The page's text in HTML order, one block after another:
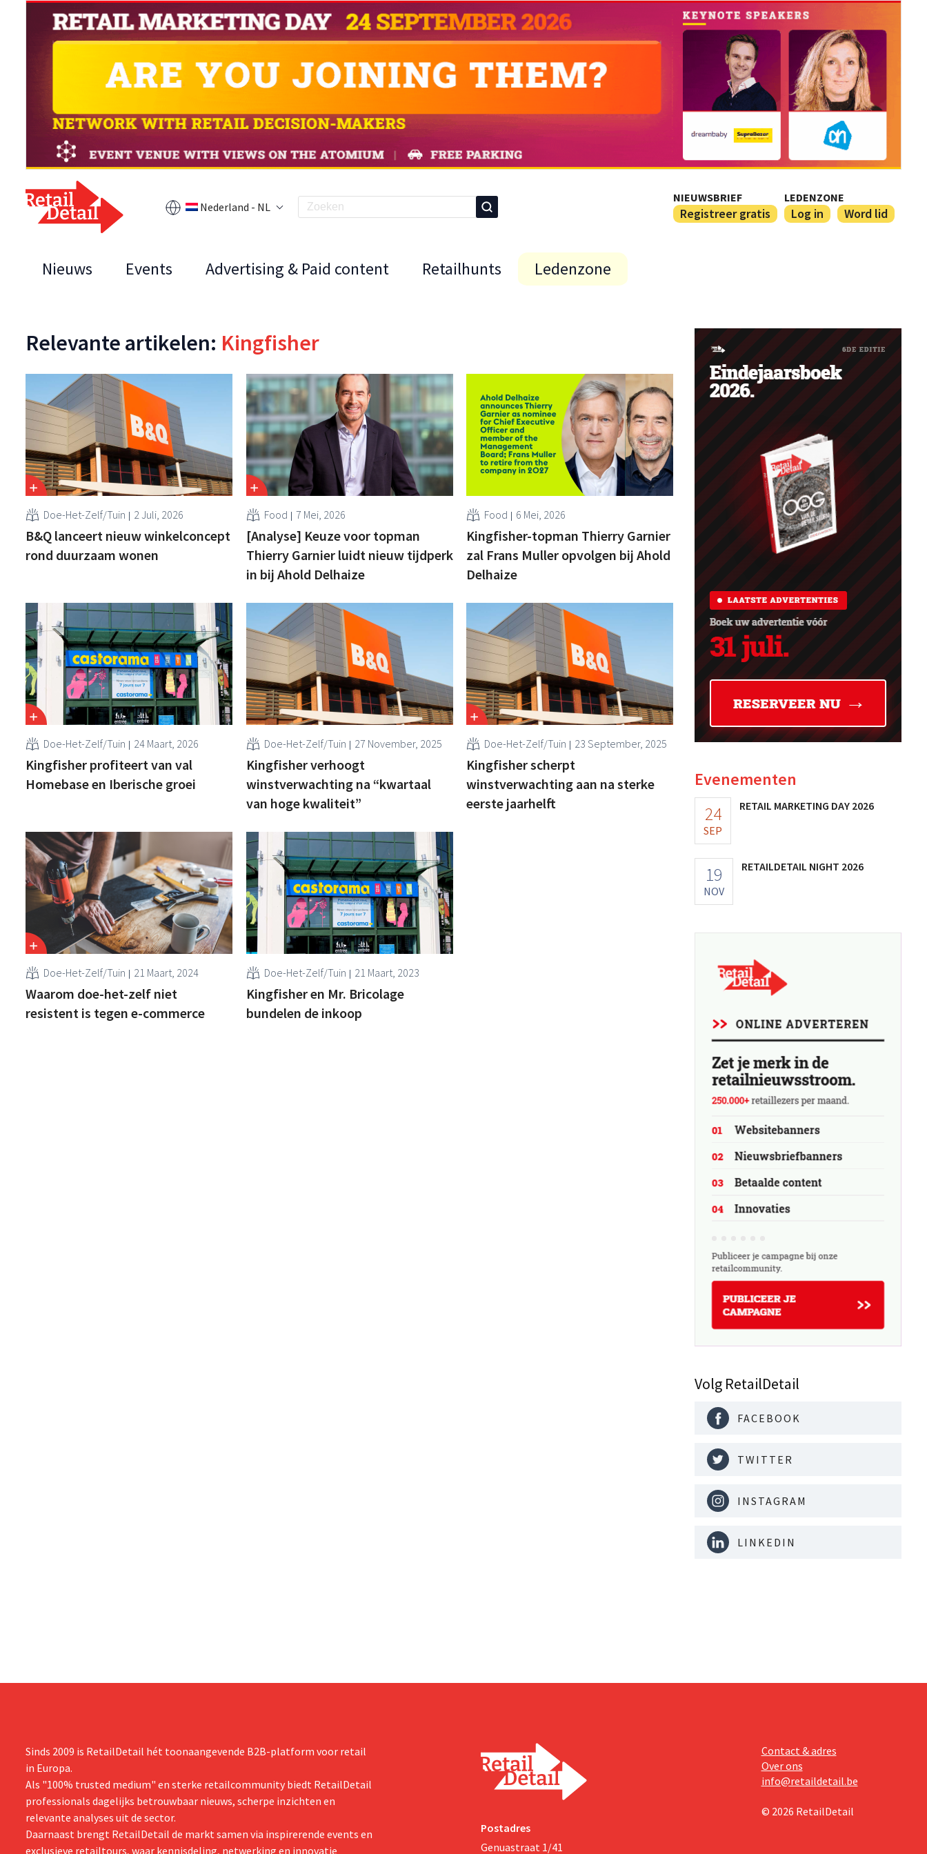
Nederland - NL
NIEUWSBRIEF
Registreer gratis
LEDENZONE
Log in Word lid
Nieuws Events Advertising & Paid content Retailhunts Ledenzone
Relevante artikelen: Kingfisher
Doe-Het-Zelf/Tuin 2 Juli, 2026
B&Q lanceert nieuw winkelconcept
rond duurzaam wonen
Food 7 Mei, 2026
[Analyse] Keuze voor topman
Thierry Garnier luidt nieuw tijdperk
in bij Ahold Delhaize
Food 6 Mei, 2026
Kingfisher-topman Thierry Garnier
zal Frans Muller opvolgen bij Ahold
Delhaize
Doe-Het-Zelf/Tuin 24 Maart, 2026
Kingfisher profiteert van val
Homebase en Iberische groei
Doe-Het-Zelf/Tuin 27 November, 2025
Kingfisher verhoogt
winstverwachting na “kwartaal
van hoge kwaliteit”
Doe-Het-Zelf/Tuin 23 September, 2025
Kingfisher scherpt
winstverwachting aan na sterke
eerste jaarhelft
Doe-Het-Zelf/Tuin 21 Maart, 2024
Waarom doe-het-zelf niet
resistent is tegen e-commerce
Doe-Het-Zelf/Tuin 21 Maart, 2023
Kingfisher en Mr. Bricolage
bundelen de inkoop
Evenementen
24
SEP
RETAIL MARKETING DAY 2026
19
NOV
RETAILDETAIL NIGHT 2026
Volg RetailDetail
FACEBOOK
TWITTER
INSTAGRAM
LINKEDIN
Sinds 2009 is RetailDetail hét toonaangevende B2B-platform voor retail
in Europa.
Als "100% trusted medium" en sterke retailcommunity biedt RetailDetail
professionals dagelijks betrouwbaar nieuws, scherpe inzichten en
relevante analyses uit de sector.
Daarnaast brengt RetailDetail de markt samen via inspirerende events en
exclusieve retailtours, waar kennisdeling, netwerking en innovatie
Postadres
Genuastraat 1/41
Contact & adres
Over ons
info@retaildetail.be
© 2026 RetailDetail